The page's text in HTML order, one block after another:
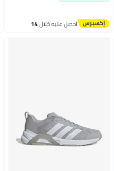
احصل عليه خلال14